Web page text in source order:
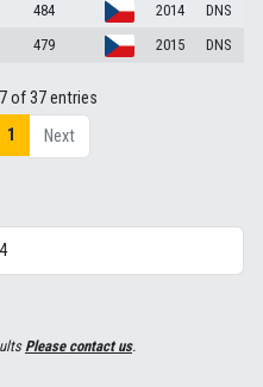
484 2014
DNS
479 2015 DNS
of 37 entries
1 Next
Please contact us.